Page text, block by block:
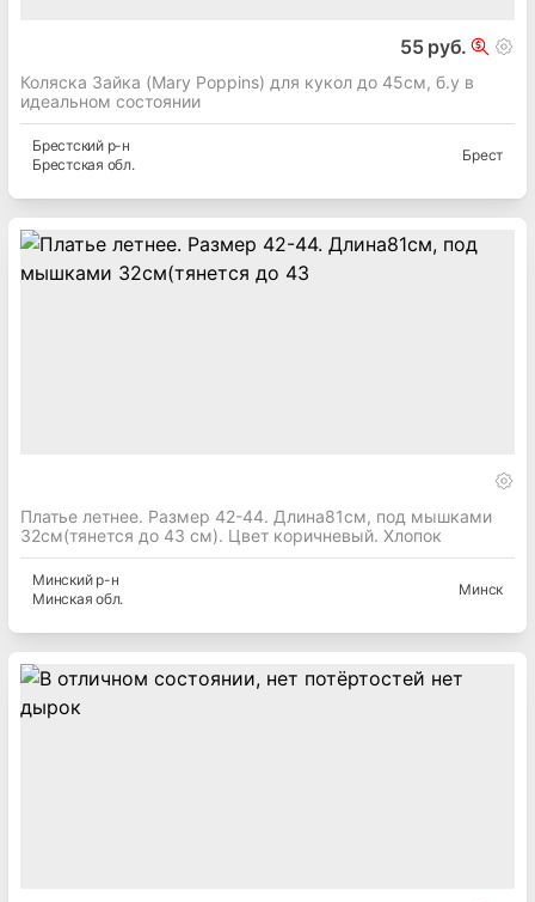
55 руб.
Коляска Зайка (Mary Poppins) для кукол до 45см, б.у в
идеальном состоянии
Брестскийр-н
Брестская обл.
Брест
Платье летнее. Размер 42-44. Длина81см, под мышками
32см(тянется до 43 см). Цвет коричневый. Хлопок
Минскийр-н
Минская обл.
Минск